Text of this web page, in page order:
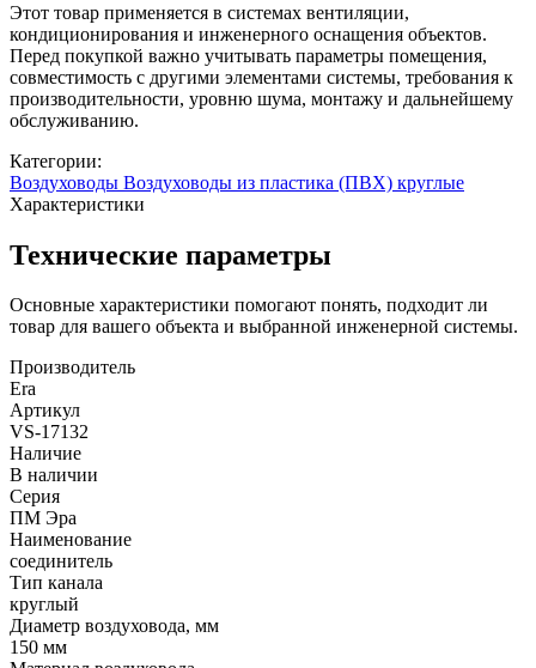
Этот товар применяется в системах вентиляции,
кондиционирования и инженерного оснащения объектов.
Перед покупкой важно учитывать параметры помещения,
совместимость с другими элементами системы, требования к
производительности, уровню шума, монтажу и дальнейшему
обслуживанию.
Категории:
Воздуховоды Воздуховоды из пластика (ПВХ) круглые
Характеристики
Технические параметры
Основные характеристики помогают понять, подходит ли
товар для вашего объекта и выбранной инженерной системы.
Производитель
Era
Артикул
VS-17132
Наличие
В наличии
Серия
ПМ Эра
Наименование
соединитель
Тип канала
круглый
Диаметр воздуховода, мм
150 мм